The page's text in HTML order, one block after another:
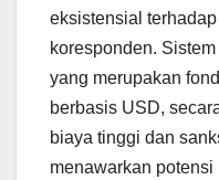
eksistensial
koresponden.
yang merupakan
berbasis USD,
biaya tinggi dan
menawarkan